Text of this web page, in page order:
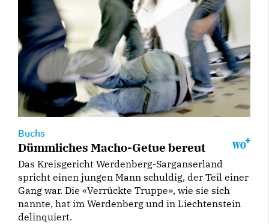
Buchs
Dümmliches Macho-Getue bereut
Das Kreisgericht Werdenberg-Sarganserland
spricht einen jungen Mann schuldig, der Teil einer
Gang war. Die «Verrückte Truppe», wie sie sich
nannte, hat im Werdenberg und in Liechtenstein
delinquiert.